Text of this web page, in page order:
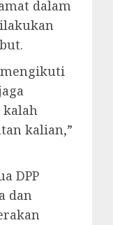
dalam
mengikuti
kalah
kalian,”
DPP
dan